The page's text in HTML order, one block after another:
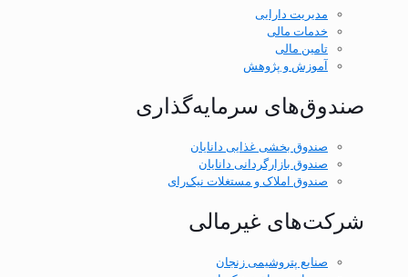
مدیریت دارایی
خدمات مالی
تامین مالی
آموزش و پژوهش
صندوق‌های سرمایه‌گذاری
صندوق بخشی غذایی دانایان
صندوق بازارگردانی دانایان
صندوق املاک و مستغلات نیک‌رای
شرکت‌های غیر‌مالی
صنایع پتروشیمی زنجان